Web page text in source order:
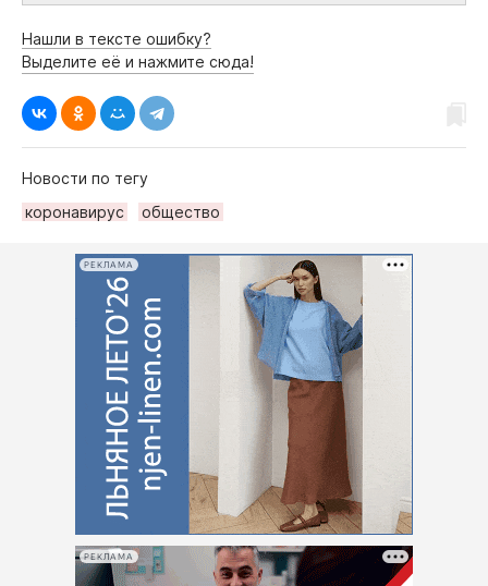
Нашли в тексте ошибку?
Выделите её и нажмите сюда!
Новости по тегу
коронавирус
общество
РЕКЛАМА
РЕКЛАМА